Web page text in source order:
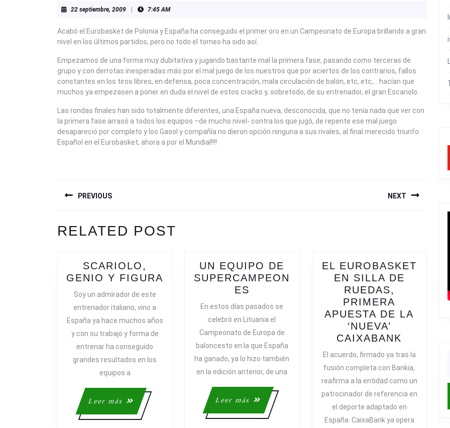
22 septiembre, 200922
2009
7:45 AM
Acabó el Eurobasket de Polonia y España ha conseguido el primer oro en un Campeonato de Europa brillando a gran
nivel en los últimos partidos, pero no todo el torneo ha sido así.
Empezamos de una forma muy dubitativa y jugando bastante mal la primera fase, pasando como terceras de
grupo y con derrotas inesperadas más por el mal juego de los nuestros que por aciertos de los contrarios, fallos
constantes en los tiros libres, en defensa, poca concentración, mala circulación de balón, etc, etc,… hacían que
muchos ya empezasen a poner en duda el nivel de estos cracks y, sobretodo, de su entrenador, el gran Escariolo.
Las rondas finales han sido totalmente diferentes, una España nueva, desconocida, que no tenía nada que ver con
la primera fase arrasó a todos los equipos –de mucho nivel- contra los que jugó, de repente ese mal juego
desapareció por completo y los Gasol y compañía no dieron opción ninguna a sus rivales, al final merecido triunfo
Español en el Eurobasket, ahora a por el Mundial!!!!
DE
ENTRADAS
PREVIOUS
post:
NEXT
RELATED POST
SCARIOLO,
GENIO Y FIGURA SCARIOLO,
Soy un admirador de este
entrenador italiano, vino a
España ya hace muchos años
y con su trabajo y forma de
entrenar ha conseguido
grandes resultados en los
equipos a
Leer más
Leer
más
UN EQUIPO DE
SUPERCAMPEON
ES
EQUIPO
SUPERCAMPEONES
En estos días pasados se
celebró en Lituania el
Campeonato de Europa de
baloncesto en la que España
ha ganado, ya lo hizo también
en la edición anterior, de una
Leer más
Leer
más
EL EUROBASKET
EN SILLA DE
RUEDAS,
PRIMERA
APUESTA DE LA
‘NUEVA’
CAIXABANK
SILLA
DE
RUEDAS,
APUESTA
El acuerdo, firmado ya tras la
fusión completa con Bankia,
reafirma a la entidad como un
patrocinador de referencia en
el deporte adaptado en
España. CaixaBank ya opera